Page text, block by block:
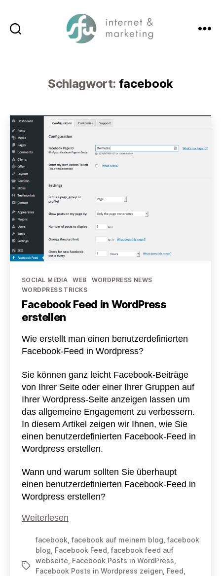
Schlagwort: facebook
Kategorien
SOCIAL MEDIA WEB
WORDPRESS NEWS
WORDPRESS TRICKS
Facebook Feed in WordPress
erstellen
Wie erstellt man einen benutzerdefinierten
Facebook-Feed in Wordpress?
Sie können ganz leicht Facebook-Beiträge
von Ihrer Seite oder einer Ihrer Gruppen auf
Ihrer Wordpress-Seite anzeigen lassen um
das allgemeine Engagement zu verbessern.
In diesem Artikel zeigen wir Ihnen, wie Sie
einen benutzerdefinierten Facebook-Feed in
Wordpress erstellen.
Wann und warum sollten Sie überhaupt
einen benutzerdefinierten Facebook-Feed in
Wordpress erstellen?
Weiterlesen
in
WordPress
erstellen
Schlagwörter
facebook,facebook auf meinem blog,facebook
blog, Facebook Feed,facebook feed auf
webseite, Facebook Posts in WordPress,
Facebook Posts in Wordpress zeigen, Feed,